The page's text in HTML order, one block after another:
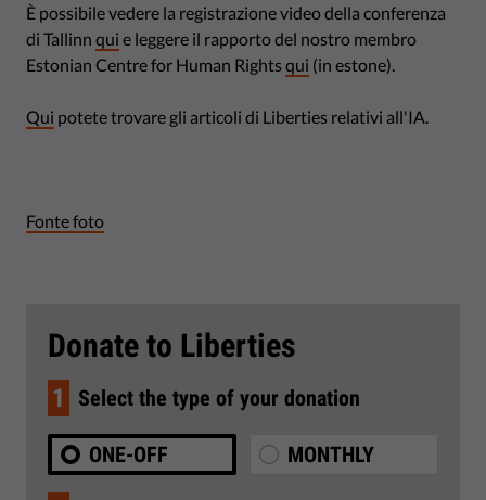
È possibile vedere la registrazione video della conferenza
di Tallinn qui e leggere il rapporto del nostro membro
Estonian Centre for Human Rights qui (in estone).
Qui potete trovare gli articoli di Liberties relativi all'IA.
Fonte foto
Donate to Liberties
1 Select the type of your donation
ONE-OFF MONTHLY